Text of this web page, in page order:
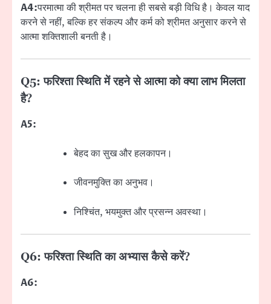
A4:परमात्मा की श्रीमत पर चलना ही सबसे बड़ी विधि है। केवल याद
करने से नहीं, बल्कि हर संकल्प और कर्म को श्रीमत अनुसार करने से
आत्मा शक्तिशाली बनती है।
Q5: फरिश्ता स्थिति में रहने से आत्मा को क्या लाभ मिलता
है?
A5:
बेहद का सुख और हलकापन।
जीवनमुक्ति का अनुभव।
निश्चिंत, भयमुक्त और प्रसन्न अवस्था।
Q6: फरिश्ता स्थिति का अभ्यास कैसे करें?
A6: